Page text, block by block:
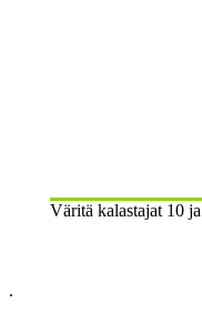
Väritä kalastajat 10
.